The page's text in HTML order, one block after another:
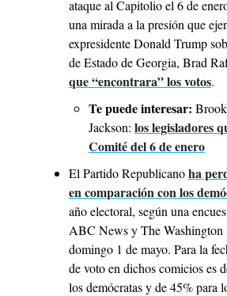
ataque al Capitolio el 6 de
una mirada a la presión que
expresidente Donald Trump
de Estado de Georgia, Brad
que “encontrara” los votos.
Te puede interesar:
Jackson: los legisladores
Comité del 6 de enero
El Partido Republicano ha
en comparación con los
año electoral, según una
ABC News y The Washington
domingo 1 de mayo. Para la
de voto en dichos comicios es
los demócratas y de 45% para